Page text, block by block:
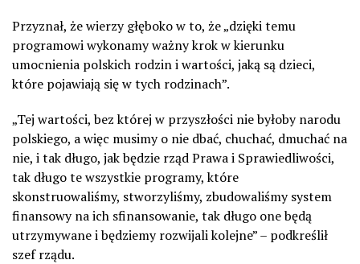
Przyznał, że wierzy głęboko w to, że „dzięki temu
programowi wykonamy ważny krok w kierunku
umocnienia polskich rodzin i wartości, jaką są dzieci,
które pojawiają się w tych rodzinach”.
„Tej wartości, bez której w przyszłości nie byłoby narodu
polskiego, a więc musimy o nie dbać, chuchać, dmuchać na
nie, i tak długo, jak będzie rząd Prawa i Sprawiedliwości,
tak długo te wszystkie programy, które
skonstruowaliśmy, stworzyliśmy, zbudowaliśmy system
finansowy na ich sfinansowanie, tak długo one będą
utrzymywane i będziemy rozwijali kolejne” – podkreślił
szef rządu.